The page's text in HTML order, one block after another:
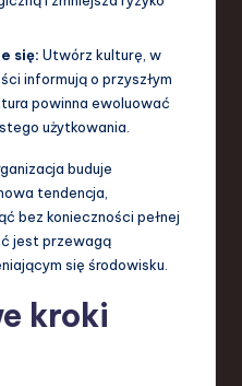
się: Utwórz kulturę, w
informują o przyszłym
powinna ewoluować
użytkowania.
buduje
tendencja,
bez konieczności pełnej
jest przewagą
się środowisku.
kroki